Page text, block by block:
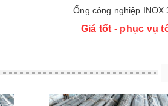
Ống công nghiệp INOX
Giá tốt - phục vụ